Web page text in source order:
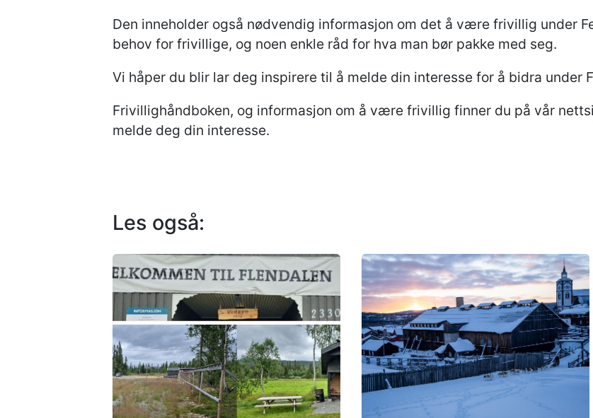
Den inneholder også nødvendig informasjon om det å være frivillig under
behov for frivillige, og noen enkle råd for hva man bør pakke med seg.
Vi håper du blir lar deg inspirere til å melde din interesse for å bidra under
Frivillighåndboken, og informasjon om å være frivillig finner du på vår
melde deg din interesse.
Les også: